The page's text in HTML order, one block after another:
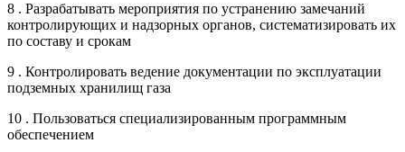
8 . Разрабатывать мероприятия по устранению замечаний
контролирующих и надзорных органов, систематизировать их
по составу и срокам
9 . Контролировать ведение документации по эксплуатации
подземных хранилищ газа
10 . Пользоваться специализированным программным
обеспечением